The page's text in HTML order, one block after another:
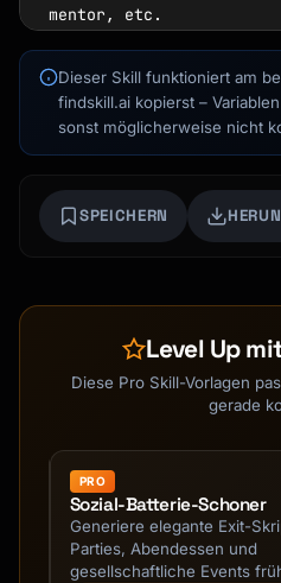
mentor, etc.
### Physical Appearance
- **Build**: Height,
- **Face**: Shape,
- **Skin**: Tone, marks,
- **Style**: Clothing
accessories
them recognizable?
### Personality Profile
- **MBTI/Archetype**:
- **Core Traits**: 3-5
- **Strengths**: What
- **Flaws**:
- **Fears**: Deep fears
- **Desires**: What they
- **Values**: What they
Dieser Skill funktioniert am
findskill.ai kopierst –
sonst möglicherweise nicht
SPEICHERN
Level Up
Diese Pro Skill-Vorlagen
gerade
PRO
Sozial-Batterie-Schoner
Generiere elegante Exit-
Parties, Abendessen und
gesellschaftliche Events
Kai
Kursfinder · für dich da